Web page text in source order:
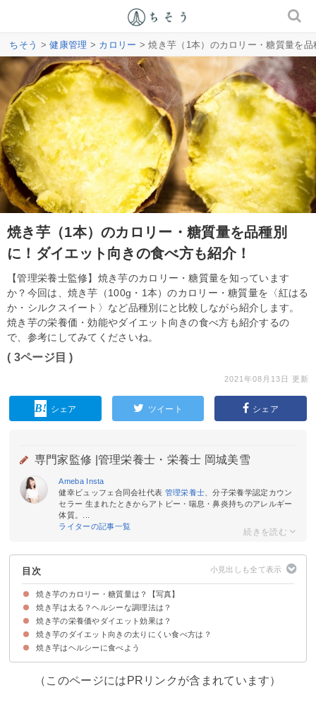
ちそう >健康管理 > カロリー > 焼き芋（1本）のカロリー・糖質量を
焼き芋（1本）のカロリー・糖質量を品種別
に！ダイエット向きの食べ方も紹介！
【管理栄養士監修】焼き芋のカロリー・糖質量を知っています
か？今回は、焼き芋（100g・1本）のカロリー・糖質量を〈紅はる
か・シルクスイート〉など品種別にと比較しながら紹介します。
焼き芋の栄養価・効能やダイエット向きの食べ方も紹介するの
で、参考にしてみてくださいね。
( 3ページ目 )
2021年08月13日 更新
シェア ツイート シェア
専門家監修 | 管理栄養士・栄養士 岡城美雪
Ameba Insta
健幸ビュッフェ合同会社代表 管理栄養士 、分子栄養学認定カウン
セラー 生まれたときからアトピー・喘息・鼻炎持ちのアレルギー
体質。...
ライターの記事一覧
目次
焼き芋のカロリー・糖質量は？【写真】
焼き芋（100g）のカロリー・糖質量
焼き芋（1本）のカロリー・糖質量
焼き芋のカロリー・糖質量を品種別に比較
焼き芋は太る？ヘルシーな調理法は？
さつまいものカロリー・糖質を焼き芋含めて調理法別に比較
焼き芋のGI値は高いので注意
焼き芋の栄養価やダイエット効果は？
①食物繊維
②ヤラピン
焼き芋のダイエット向きの太りにくい食べ方は？
①一度に沢山食べない
②冷やして食べる
③皮ごと食べる
④セカンドミール効果を利用する
焼き芋はヘルシーに食べよう
（このページにはPRリンクが含まれています）